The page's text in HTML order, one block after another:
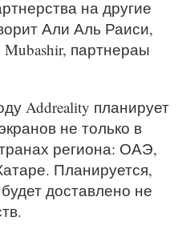
на другие
Али Аль Раиси,
партнераы
Addreality планирует
не только в
региона: ОАЭ,
Планируется,
доставлено не